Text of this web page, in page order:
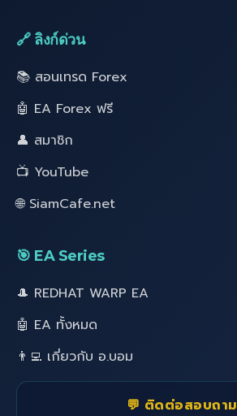
🔗 ลิงก์ด่วน
📚 สอนเทรด Forex
🤖 EA Forex ฟรี
👤 สมาชิก
📺 YouTube
🌐 SiamCafe.net
🎯 EA Series
🎩 REDHAT WARP EA
🤖 EA ทั้งหมด
👨‍💻 เกี่ยวกับ อ.บอม
💬 ติดต่อสอบถาม